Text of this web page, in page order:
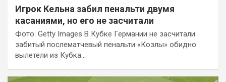
Игрок Кельна забил пенальти двумя
касаниями, но его не засчитали
Фото: Getty Images В Кубке Германии не засчитали
забитый послематчевый пенальти «Козлы» обидно
вылетели из Кубка…